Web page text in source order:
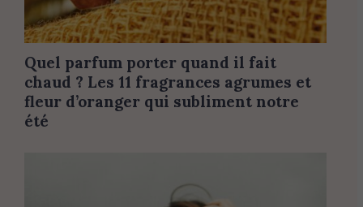
Quel parfum porter quand il fait
chaud ? Les 11 fragrances agrumes et
fleur d’oranger qui subliment notre
été